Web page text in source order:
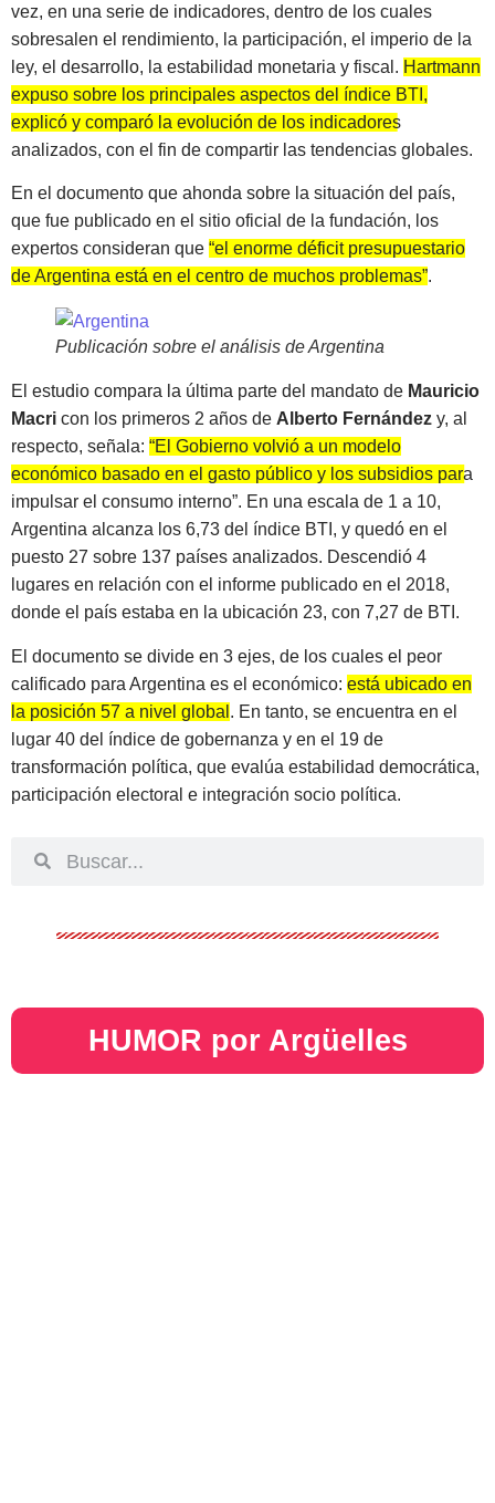
vez, en una serie de indicadores, dentro de los cuales
sobresalen el rendimiento, la participación, el imperio de la
ley, el desarrollo, la estabilidad monetaria y fiscal. Hartmann
expuso sobre los principales aspectos del índice BTI,
explicó y comparó la evolución de los indicadores
analizados, con el fin de compartir las tendencias globales.
En el documento que ahonda sobre la situación del país,
que fue publicado en el sitio oficial de la fundación, los
expertos consideran que “el enorme déficit presupuestario
de Argentina está en el centro de muchos problemas”.
Publicación sobre el análisis de Argentina
El estudio compara la última parte del mandato de Mauricio
Macri con los primeros 2 años de Alberto Fernández y, al
respecto, señala: “El Gobierno volvió a un modelo
económico basado en el gasto público y los subsidios para
impulsar el consumo interno”. En una escala de 1 a 10,
Argentina alcanza los 6,73 del índice BTI, y quedó en el
puesto 27 sobre 137 países analizados. Descendió 4
lugares en relación con el informe publicado en el 2018,
donde el país estaba en la ubicación 23, con 7,27 de BTI.
El documento se divide en 3 ejes, de los cuales el peor
calificado para Argentina es el económico: está ubicado en
la posición 57 a nivel global . En tanto, se encuentra en el
lugar 40 del índice de gobernanza y en el 19 de
transformación política, que evalúa estabilidad democrática,
participación electoral e integración socio política.
HUMOR por Argüelles​